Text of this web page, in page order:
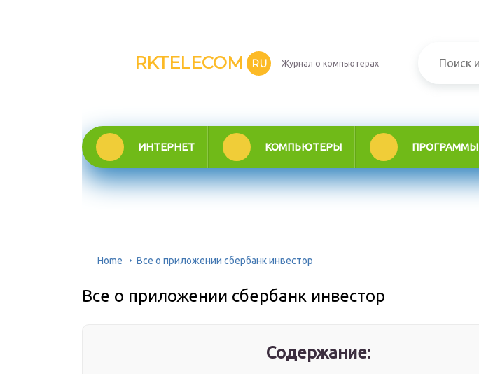
RKTELECOM RU Журнал о компьютерах
ИНТЕРНЕТ КОМПЬЮТЕРЫ ПРОГРАММЫ
Home Все о приложении сбербанк инвестор
Все о приложении сбербанк инвестор
Содержание: